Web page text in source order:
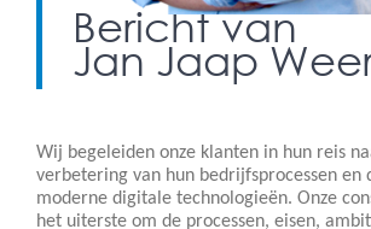
Bericht van
Jan Jaap
Wij begeleiden onze klanten in hun reis
verbetering van hun bedrijfsprocessen en
moderne digitale technologieën. Onze
het uiterste om de processen, eisen,